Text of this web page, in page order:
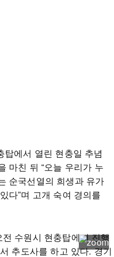
에서 열린 현충일 추념
마친 뒤 “오늘 우리가 누
순국선열의 희생과 유가
다”며 고개 숙여 경의를